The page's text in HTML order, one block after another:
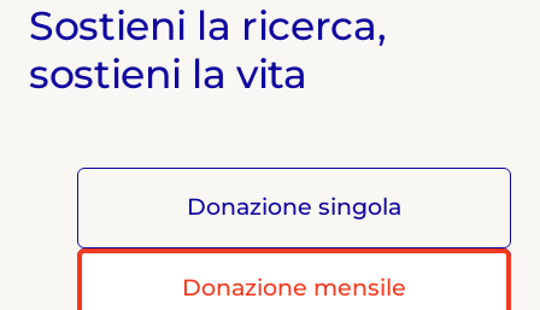
Sostieni la ricerca,
sostieni la vita
Donazione singola
Donazione mensile